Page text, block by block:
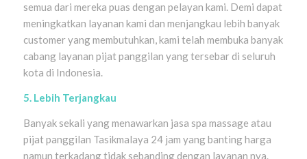
semua dari mereka puas dengan pelayan kami. Demi dapat
meningkatkan layanan kami dan menjangkau lebih banyak
customer yang membutuhkan, kami telah membuka banyak
cabang layanan pijat panggilan yang tersebar di seluruh
kota di Indonesia.
5. Lebih Terjangkau
Banyak sekali yang menawarkan jasa spa massage atau
pijat panggilan Tasikmalaya 24 jam yang banting harga
namun terkadang tidak sebanding dengan layanan nya.